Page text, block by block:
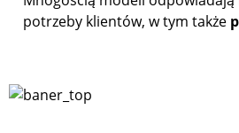
potrzeby klientów, w tym także